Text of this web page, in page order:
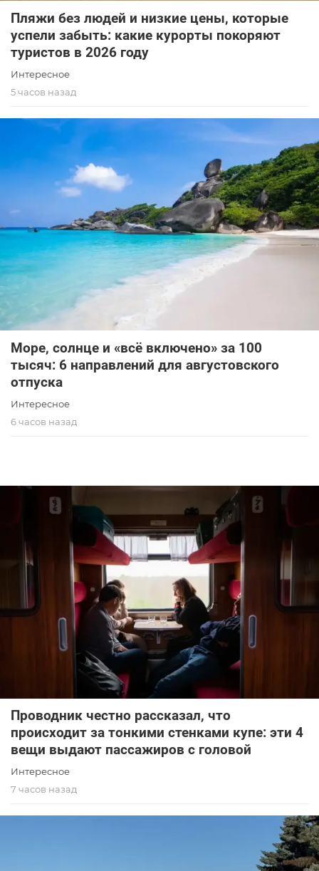
Пляжи без людей и низкие цены, которые
успели забыть: какие курорты покоряют
туристов в 2026 году
Интересное
5 часов назад
Море, солнце и «всё включено» за 100
тысяч: 6 направлений для августовского
отпуска
Интересное
6 часов назад
Проводник честно рассказал, что
происходит за тонкими стенками купе: эти 4
вещи выдают пассажиров с головой
Интересное
7 часов назад